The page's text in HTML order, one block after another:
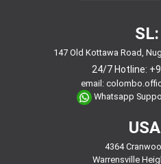
SL:
147 Old Kottawa Road,
24/7 Hotline:
email:
Whatsapp
4364
Warrensville